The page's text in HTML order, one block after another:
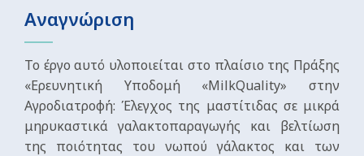
Αναγνώριση
Το έργο αυτό υλοποιείται στο πλαίσιο της Πράξης
«Ερευνητική Υποδομή «MilkQuality» στην
Αγροδιατροφή: Έλεγχος της μαστίτιδας σε μικρά
μηρυκαστικά γαλακτοπαραγωγής και βελτίωση
της ποιότητας του νωπού γάλακτος και των